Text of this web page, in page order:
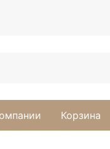
Корзина